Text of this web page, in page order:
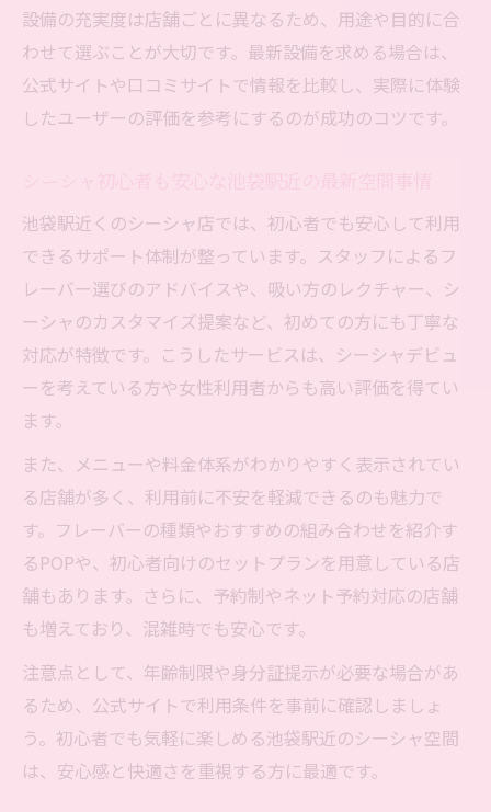
池袋駅のシーシャ空間を利用目的で徹底比
自分らしさを活かせるシーシャ空間選びの
設備の充実度は店舗ごとに異なるため、用途や目的に合
わせて選ぶことが大切です。最新設備を求める場合は、
公式サイトや口コミサイトで情報を比較し、実際に体験
したユーザーの評価を参考にするのが成功のコツです。
池袋駅近くのシーシャ店では、初心者でも安心して利用
できるサポート体制が整っています。スタッフによるフ
レーバー選びのアドバイスや、吸い方のレクチャー、シ
ーシャのカスタマイズ提案など、初めての方にも丁寧な
対応が特徴です。こうしたサービスは、シーシャデビュ
ーを考えている方や女性利用者からも高い評価を得てい
ます。
また、メニューや料金体系がわかりやすく表示されてい
る店舗が多く、利用前に不安を軽減できるのも魅力で
す。フレーバーの種類やおすすめの組み合わせを紹介す
るPOPや、初心者向けのセットプランを用意している店
舗もあります。さらに、予約制やネット予約対応の店舗
も増えており、混雑時でも安心です。
注意点として、年齢制限や身分証提示が必要な場合があ
るため、公式サイトで利用条件を事前に確認しましょ
う。初心者でも気軽に楽しめる池袋駅近のシーシャ空間
は、安心感と快適さを重視する方に最適です。